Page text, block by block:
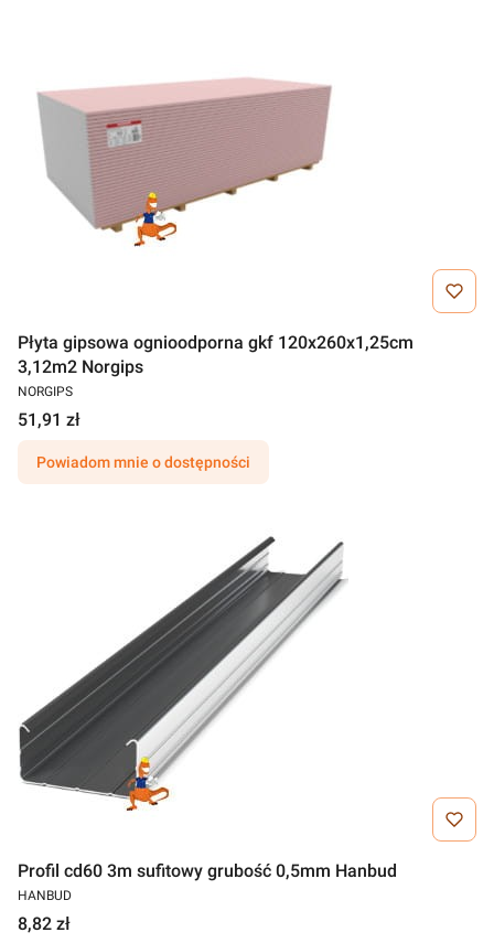
Płyta gipsowa ognioodporna gkf 120x260x1,25cm
3,12m2 Norgips
NORGIPS
51,91 zł
Powiadom mnie o dostępności
Profil cd60 3m sufitowy grubość 0,5mm Hanbud
HANBUD
8,82 zł